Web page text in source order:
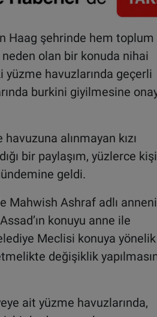
Haag şehrinde hem toplum
olan bir konuda nihai
yüzme havuzlarında geçerli
burkini giyilmesine
alınmayan kızı
bir paylaşım, yüzlerce kişi
geldi.
Mahwish Ashraf adlı
konuyu anne ile
Meclisi konuya yönelik
değişiklik
ait yüzme havuzlarında,